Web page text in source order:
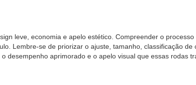
leve, economia e apelo estético. Compreender o
Lembre-se de priorizar o ajuste, tamanho, classificação
aprimorado e o apelo visual que essas rodas